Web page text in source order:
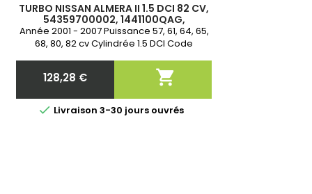
TURBO NISSAN ALMERA II 1.5 DCI 82 CV,
54359700002, 1441100QAG,
14411BN700, 8200409838,
8200189536, 8200119854
Année 2001 - 2007 Puissance 57, 61, 64, 65,
68, 80, 82 cv Cylindrée 1.5 DCI Code
K9K 714, K9K 716, K9K 722, K9K 750, K9K 752,
K9K 768 Neuf &amp; Garantie 2 ans
Prix
128,28 € 
 Livraison 3-30 jours ouvrés